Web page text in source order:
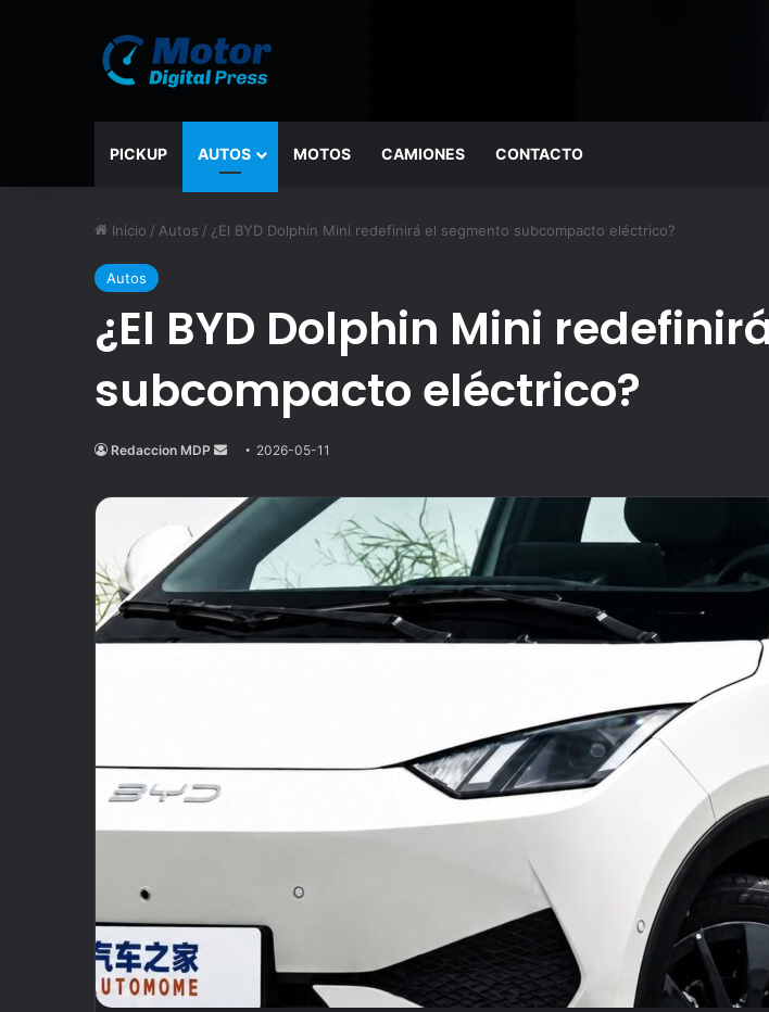
PICKUP AUTOS MOTOS CAMIONES CONTACTO
Inicio / Autos / ¿El BYD Dolphin Mini redefinirá el segmento subcompacto eléctrico?
Autos
¿El BYD Dolphin Mini
subcompacto eléctrico?
Redaccion MDP
Send
email
2026-05-11